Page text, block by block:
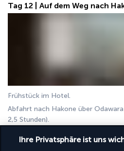
Tag 12 | Auf dem Weg nach
Frühstück im Hotel.
Abfahrt nach Hakone über
2,5 Stunden).
Thermalquellen zu genießen.
Ihre Privatsphäre ist uns